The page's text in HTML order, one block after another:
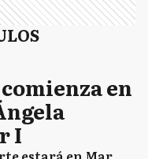
en
I